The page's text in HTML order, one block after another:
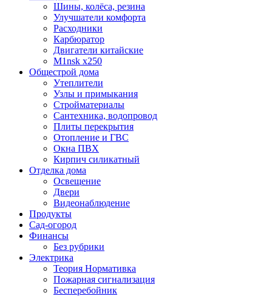
Шины, колёса, резина
Улучшатели комфорта
Расходники
Карбюратор
Двигатели китайские
M1nsk x250
Общестрой дома
Утеплители
Узлы и примыкания
Стройматериалы
Сантехника, водопровод
Плиты перекрытия
Отопление и ГВС
Окна ПВХ
Кирпич силикатный
Отделка дома
Освещение
Двери
Видеонаблюдение
Продукты
Сад-огород
Финансы
Без рубрики
Электрика
Теория Нормативка
Пожарная сигнализация
Бесперебойник